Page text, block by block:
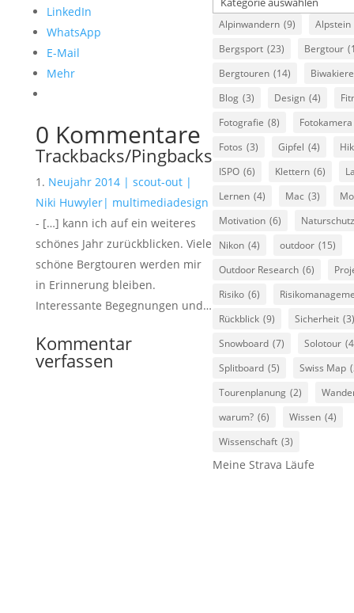
LinkedIn
WhatsApp
E-Mail
Mehr
0 Kommentare
Trackbacks/Pingbacks
Neujahr 2014 | scout-out |
Niki Huwyler| multimediadesign
- […] kann ich auf ein weiteres
schönes Jahr zurückblicken. Viele
schöne Bergtouren werden mir
in Erinnerung bleiben.
Interessante Begegnungen und…
Kommentar
verfassen
Alpinwandern (9)
Alpstein
Bergsport (23) Bergtour
Bergtouren (14)
Blog (3) Design (4)
Fotografie (8)
Fotokamera
Fotos (3) Gipfel (4)
ISPO (6) Klettern (6)
Lernen (4) Mac (3)
Motivation (6)
Naturschutz
Nikon (4) outdoor (15)
Outdoor Research (6)
Risiko (6)
Rückblick (9) Sicherheit (3)
Snowboard (7) Solotour
Splitboard (5) Swiss Map
Tourenplanung (2)
warum? (6) Wissen (4)
Wissenschaft (3)
Meine Strava Läufe